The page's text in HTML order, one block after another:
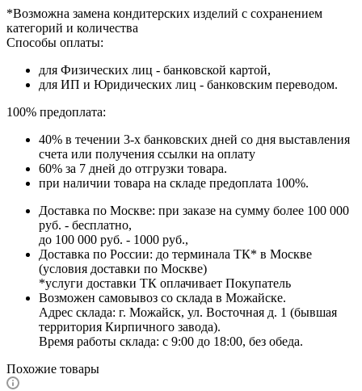
*Возможна замена кондитерских изделий с сохранением
категорий и количества
Способы оплаты:
для Физических лиц - банковской картой,
для ИП и Юридических лиц - банковским переводом.
100% предоплата:
40% в течении 3-х банковских дней со дня выставления
счета или получения ссылки на оплату
60% за 7 дней до отгрузки товара.
при наличии товара на складе предоплата 100%.
Доставка по Москве: при заказе на сумму более 100 000
руб. - бесплатно,
до 100 000 руб. - 1000 руб.,
Доставка по России: до терминала ТК* в Москве
(условия доставки по Москве)
*услуги доставки ТК оплачивает Покупатель
Возможен самовывоз со склада в Можайске.
Адрес склада: г. Можайск, ул. Восточная д. 1 (бывшая
территория Кирпичного завода).
Время работы склада: с 9:00 до 18:00, без обеда.
Похожие товары